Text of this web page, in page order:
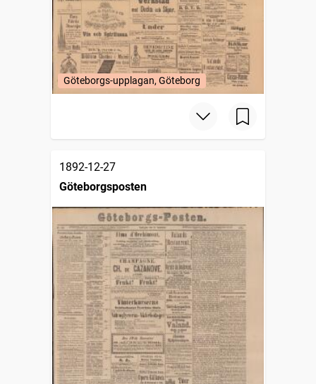
Göteborgs-upplagan, Göteborg
1892-12-27
Göteborgsposten